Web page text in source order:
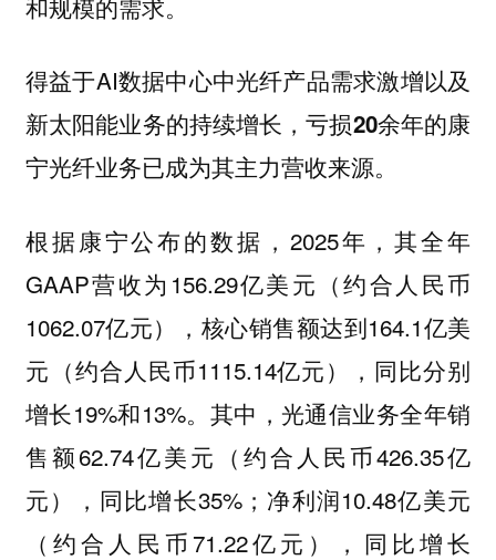
得益于AI数据中心中光纤产品需求激增以及
新太阳能业务的持续增长，亏损20余年的康
宁光纤业务已成为其主力营收来源。
根据康宁公布的数据，2025年，其全年
GAAP营收为‌156.29亿美元（约合人民币
1062.07亿元）‌，核心销售额达到‌164.1亿美
元‌（约合人民币1115.14亿元），同比分别
增长19%和13%。其中，光通信业务全年销
售额62.74亿美元（约合人民币426.35亿
元），同比增长35%；净利润10.48亿美元
（约合人民币71.22亿元），同比增长